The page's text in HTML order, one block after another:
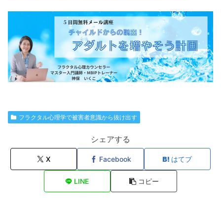
フラクタル心理学で被害者意識から抜け出す
シェアする
X Facebook はてブ
LINE コピー